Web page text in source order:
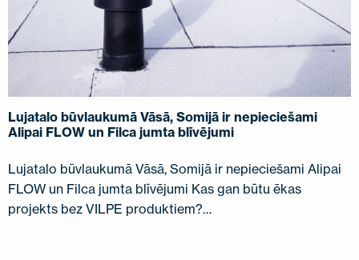
Lujatalo būvlaukumā Vāsā, Somijā ir nepieciešami
Alipai FLOW un Filca jumta blīvējumi
Lujatalo būvlaukumā Vāsā, Somijā ir nepieciešami Alipai
FLOW un Filca jumta blīvējumi Kas gan būtu ēkas
projekts bez VILPE ​​produktiem?…